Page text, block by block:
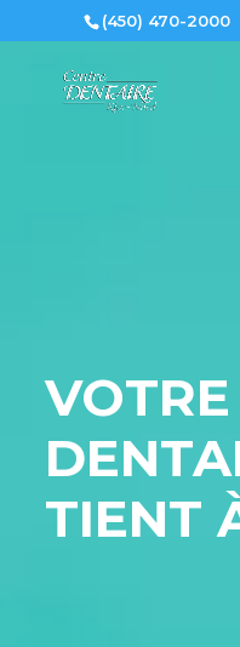
(450) 470-2000
TIENT